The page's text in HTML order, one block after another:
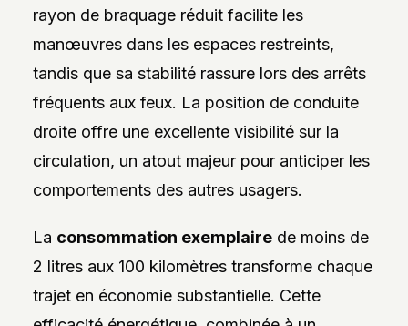
rayon de braquage réduit facilite les
manœuvres dans les espaces restreints,
tandis que sa stabilité rassure lors des arrêts
fréquents aux feux. La position de conduite
droite offre une excellente visibilité sur la
circulation, un atout majeur pour anticiper les
comportements des autres usagers.
La consommation exemplairede moins de
2 litres aux 100 kilomètres transforme chaque
trajet en économie substantielle. Cette